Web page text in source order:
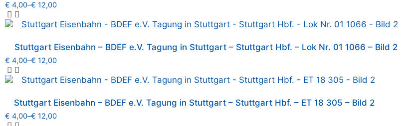
€ 4,00–€ 12,00
Stuttgart Eisenbahn – BDEF e.V. Tagung in Stuttgart – Stuttgart Hbf. – Lok Nr. 01 1066 – Bild 2
€ 4,00–€ 12,00
Stuttgart Eisenbahn – BDEF e.V. Tagung in Stuttgart – Stuttgart Hbf. – ET 18 305 – Bild 2
€ 4,00–€ 12,00